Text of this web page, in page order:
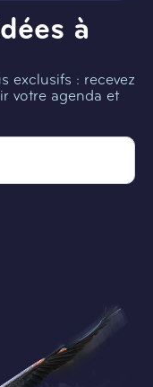
à
exclusifs : recevez
votre agenda et